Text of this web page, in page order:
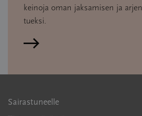
keinoja oman jaksamisen ja
tueksi.
Lue artikkeli
Sairastuneelle